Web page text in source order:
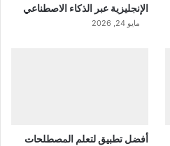
الإنجليزية عبر الذكاء الاصطناعي
مايو 24, 2026
أفضل تطبيق لتعلم المصطلحات